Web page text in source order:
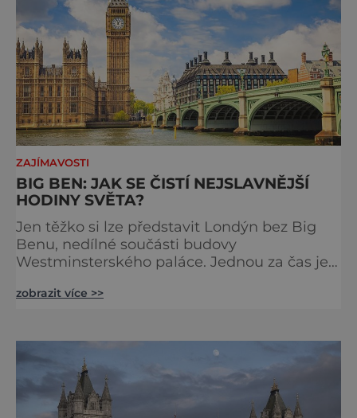
ZAJÍMAVOSTI
BIG BEN: JAK SE ČISTÍ NEJSLAVNĚJŠÍ
HODINY SVĚTA?
Jen těžko si lze představit Londýn bez Big
Benu, nedílné součásti budovy
Westminsterského paláce. Jednou za čas je
opucovat zašedlý kabát. Na konci srpna roku
čtyřčlenná údržbářská četa, vyzbrojena
hadry a kbelíky s mýdlovou vodou, po
několik dní navracela zašlý lesk. [caption
zobrazit více >>